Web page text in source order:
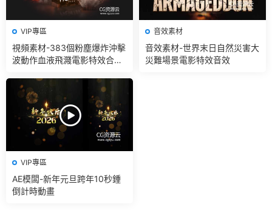
VIP專區
視頻素材-383個粉塵爆炸沖擊
波動作血液飛濺電影特效合成
音效素材
音效素材-世界末日自然災害大
災難場景電影特效音效
VIP專區
AE模闆-新年元旦跨年10秒鍾
倒計時動畫